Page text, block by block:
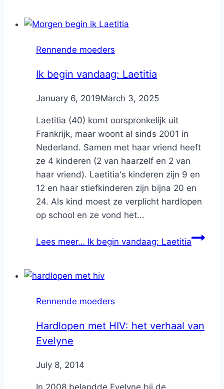
Rennende moeders
Ik begin vandaag: Laetitia
ByNicole
January 6, 2019March 3, 2025
Laetitia (40) komt oorspronkelijk uit
Frankrijk, maar woont al sinds 2001 in
Nederland. Samen met haar vriend heeft
ze 4 kinderen (2 van haarzelf en 2 van
haar vriend). Laetitia's kinderen zijn 9 en
12 en haar stiefkinderen zijn bijna 20 en
24. Als kind moest ze verplicht hardlopen
op school en ze vond het...
Lees meer… Ik begin vandaag: Laetitia
Rennende moeders
Hardlopen met HIV: het verhaal van
Evelyne
ByNicole
July 8, 2014
In 2008 belandde Evelyne bij de